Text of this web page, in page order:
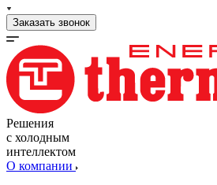
Заказать звонок
Решения
с холодным
интеллектом
О компании